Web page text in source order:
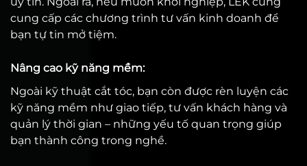
cung cấp các chương trình tư vấn kinh doanh để
bạn tự tin mở tiệm.
Nâng cao kỹ năng mềm:
Ngoài kỹ thuật cắt tóc, bạn còn được rèn luyện các
kỹ năng mềm như giao tiếp, tư vấn khách hàng và
quản lý thời gian – những yếu tố quan trọng giúp
bạn thành công trong nghề.